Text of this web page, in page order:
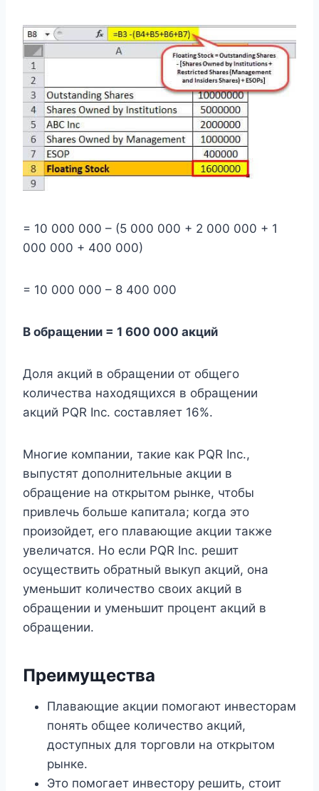
= 10 000 000 – (5 000 000 + 2 000 000 + 1
000 000 + 400 000)
= 10 000 000 – 8 400 000
В обращении = 1 600 000 акций
Доля акций в обращении от общего
количества находящихся в обращении
акций PQR Inc. составляет 16%.
Многие компании, такие как PQR Inc.,
выпустят дополнительные акции в
обращение на открытом рынке, чтобы
привлечь больше капитала; когда это
произойдет, его плавающие акции также
увеличатся. Но если PQR Inc. решит
осуществить обратный выкуп акций, она
уменьшит количество своих акций в
обращении и уменьшит процент акций в
обращении.
Преимущества
Плавающие акции помогают инвесторам
понять общее количество акций,
доступных для торговли на открытом
рынке.
Это помогает инвестору решить, стоит